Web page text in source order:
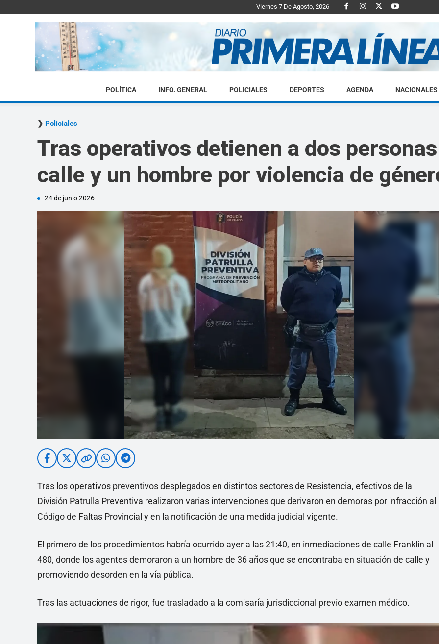
Viernes 7 De Agosto, 2026
Diario
Primera
POLÍTICA INFO. GENERAL POLICIALES DEPORTES AGENDA NACIONALES
Policiales
Tras operativos detienen a dos
calle y un hombre por violencia de
24 de junio 2026
Tras los operativos preventivos desplegados en distintos sectores de Resistencia, efectivos de la
División Patrulla Preventiva realizaron varias intervenciones que derivaron en demoras por infracción al
Código de Faltas Provincial y en la notificación de una medida judicial vigente.
El primero de los procedimientos habría ocurrido ayer a las 21:40, en inmediaciones de calle Franklin al
480, donde los agentes demoraron a un hombre de 36 años que se encontraba en situación de calle y
promoviendo desorden en la vía pública.
Tras las actuaciones de rigor, fue trasladado a la comisaría jurisdiccional previo examen médico.